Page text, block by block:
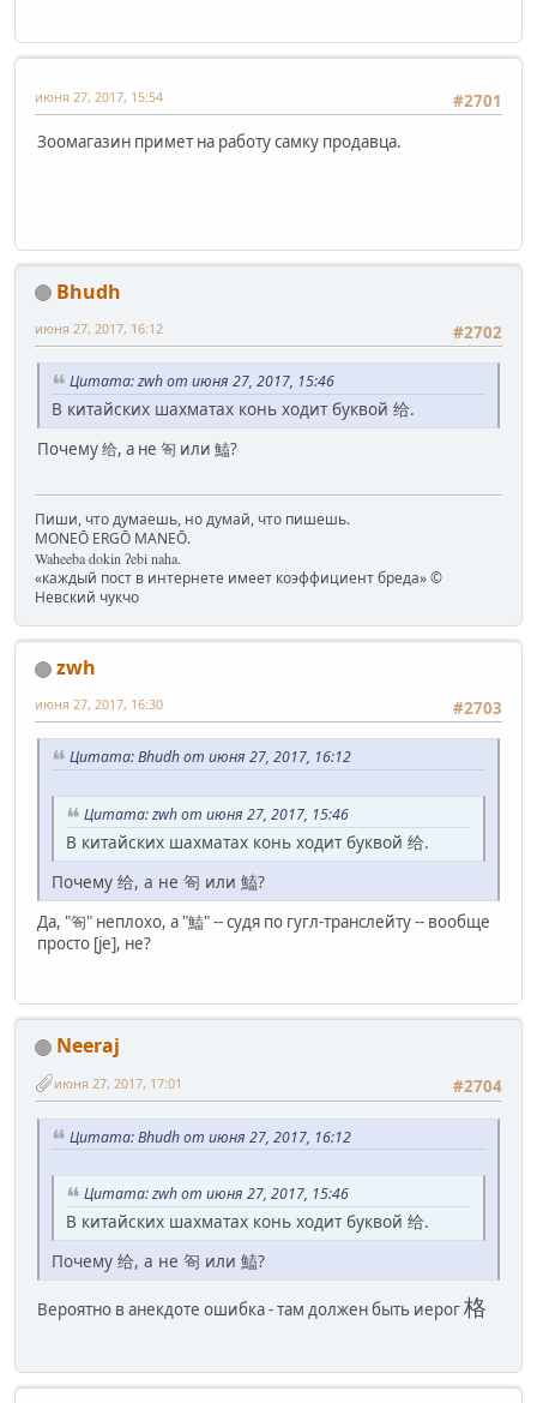
#2701
июня 27, 2017, 15:54
Зоомагазин примет на работу самку продавца.
Bhudh
#2702
июня 27, 2017, 16:12
Цитата: zwh от июня 27, 2017, 15:46
В китайских шахматах конь ходит буквой 给.
Почему 给, а не 匌 или 鰪?
Пиши, что думаешь, но думай, что пишешь.
MONEŌ ERGŌ MANEŌ.
Waheeba dokin ʔebi naha.
«каждый пост в интернете имеет коэффициент бреда» ©
Невский чукчо
zwh
#2703
июня 27, 2017, 16:30
Цитата: Bhudh от июня 27, 2017, 16:12
Цитата: zwh от июня 27, 2017, 15:46
В китайских шахматах конь ходит буквой 给.
Почему 给, а не 匌 или 鰪?
Да, "匌" неплохо, а "鰪" -- судя по гугл-транслейту -- вообще
просто [je], не?
Neeraj
#2704
июня 27, 2017, 17:01
Цитата: Bhudh от июня 27, 2017, 16:12
Цитата: zwh от июня 27, 2017, 15:46
В китайских шахматах конь ходит буквой 给.
Почему 给, а не 匌 или 鰪?
Вероятно в анекдоте ошибка - там должен быть иерог格